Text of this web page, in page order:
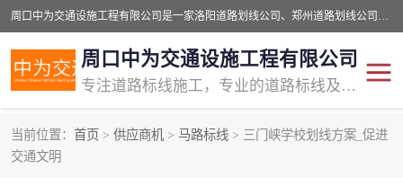
周口中为交通设施工程有限公司是一家洛阳道路划线公司、郑州道路划线公司、平顶山道路车位划线公司、开封车位划线公司、许昌道路车位划线公司、漯河道路车位划线公司，公司始终坚持“诚信、匠心、专注”的宗旨；我们的经营理念是：的服务。
周口中为交通设施工程有限公司
专注道路标线施工，专业的道路标线及交通设施施工服务商!
当前位置： 首页 > 供应商机 > 马路标线 > 三门峡学校划线方案_促进
交通文明
交通道路标线